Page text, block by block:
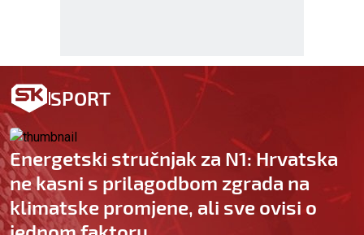
SPORT
Energetski stručnjak za N1: Hrvatska
ne kasni s prilagodbom zgrada na
klimatske promjene, ali sve ovisi o